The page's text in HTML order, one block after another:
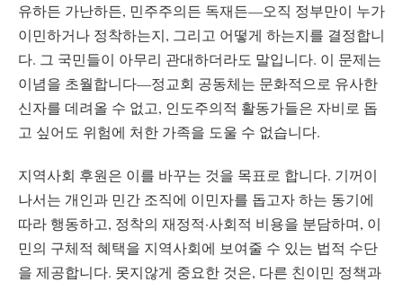
유하든 가난하든, 민주주의든 독재든—오직 정부만이 누가
이민하거나 정착하는지, 그리고 어떻게 하는지를 결정합니
다. 그 국민들이 아무리 관대하더라도 말입니다. 이 문제는
이념을 초월합니다—정교회 공동체는 문화적으로 유사한
신자를 데려올 수 없고, 인도주의적 활동가들은 자비로 돕
고 싶어도 위험에 처한 가족을 도울 수 없습니다.
지역사회 후원은 이를 바꾸는 것을 목표로 합니다. 기꺼이
나서는 개인과 민간 조직에 이민자를 돕고자 하는 동기에
따라 행동하고, 정착의 재정적·사회적 비용을 분담하며, 이
민의 구체적 혜택을 지역사회에 보여줄 수 있는 법적 수단
을 제공합니다. 못지않게 중요한 것은, 다른 친이민 정책과